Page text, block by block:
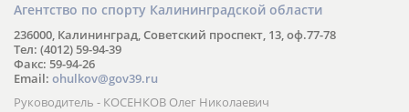
Агентство по спорту Калининградской области
236000, Калининград, Советский проспект, 13, оф.77-78
Тел: (4012) 59-94-39
Факс: 59-94-26
Email: ohulkov@gov39.ru
Руководитель - КОСЕНКОВ Олег Николаевич